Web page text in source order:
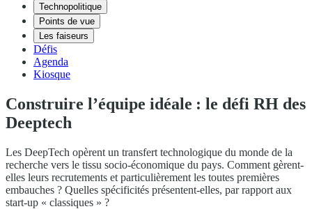
Technopolitique
Points de vue
Les faiseurs
Défis
Agenda
Kiosque
Construire l’équipe idéale : le défi RH des
Deeptech
Les DeepTech opèrent un transfert technologique du monde de la
recherche vers le tissu socio-économique du pays. Comment gèrent-
elles leurs recrutements et particulièrement les toutes premières
embauches ? Quelles spécificités présentent-elles, par rapport aux
start-up « classiques » ?